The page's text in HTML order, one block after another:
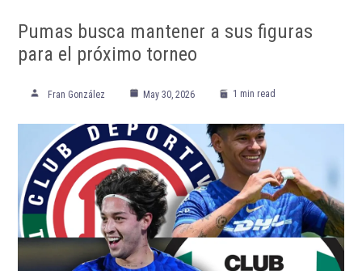
Pumas busca mantener a sus figuras
para el próximo torneo
Fran González May 30, 2026 1 min read